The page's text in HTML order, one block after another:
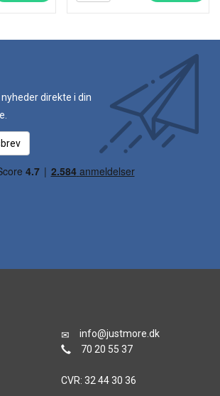
direkte i din
info@justmore.dk
70 20 55 37
CVR: 32 44 30 36